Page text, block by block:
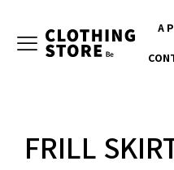
A
FRILL